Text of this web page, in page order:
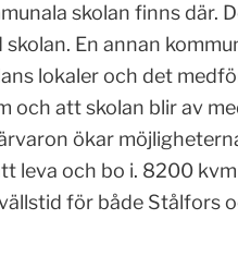
skolan finns där.
En annan
lokaler och det
och att skolan blir av
ökar
leva och bo i. 8200
för både Stålfors